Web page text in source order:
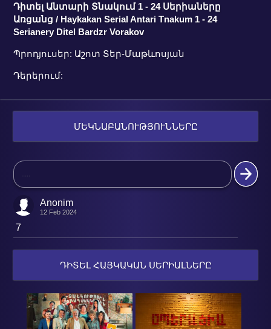
Դիտել Անտարի Տնակում 1 - 24 Սերիաները
Առցանց / Haykakan Serial Antari Tnakum 1 - 24
Serianery Ditel Bardzr Vorakov
Պրոդյուսեր: Աշոտ Տեր-Մաթևոսյան
Դերերում:
ՄԵԿՆԱԲԱՆՈՒԹՅՈՒՆՆԵՐԸ
Anonim
12 Feb 2024
7
ԴԻՏԵԼ ՀԱՅԿԱԿԱՆ ՍԵՐԻԱԼՆԵՐԸ